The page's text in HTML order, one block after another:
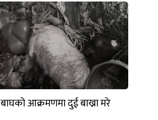
बाघको आक्रमणमा दुई बाख्रा मरे